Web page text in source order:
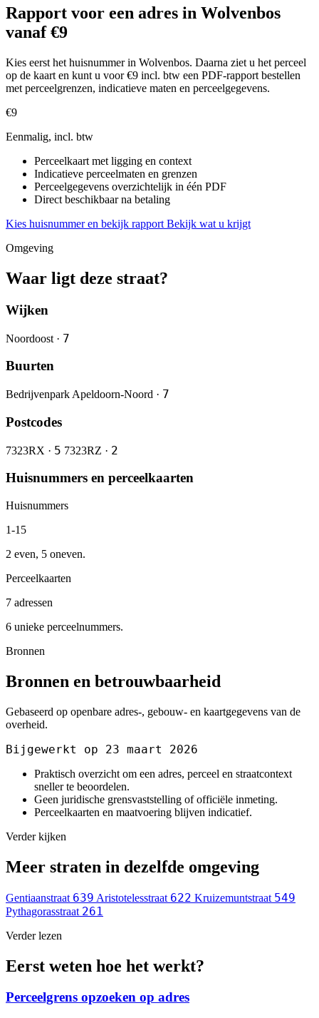
Rapport voor een adres in Wolvenbos
vanaf €9
Kies eerst het huisnummer in Wolvenbos. Daarna ziet u het perceel
op de kaart en kunt u voor €9 incl. btw een PDF-rapport bestellen
met perceelgrenzen, indicatieve maten en perceelgegevens.
€9
Eenmalig, incl. btw
Perceelkaart met ligging en context
Indicatieve perceelmaten en grenzen
Perceelgegevens overzichtelijk in één PDF
Direct beschikbaar na betaling
Kies huisnummer en bekijk rapport Bekijk wat u krijgt
Omgeving
Waar ligt deze straat?
Wijken
Noordoost · 7
Buurten
Bedrijvenpark Apeldoorn-Noord · 7
Postcodes
7323RX · 5 7323RZ · 2
Huisnummers en perceelkaarten
Huisnummers
1-15
2 even, 5 oneven.
Perceelkaarten
7 adressen
6 unieke perceelnummers.
Bronnen
Bronnen en betrouwbaarheid
Gebaseerd op openbare adres-, gebouw- en kaartgegevens van de
overheid.
Bijgewerkt op 23 maart 2026
Praktisch overzicht om een adres, perceel en straatcontext
sneller te beoordelen.
Geen juridische grensvaststelling of officiële inmeting.
Perceelkaarten en maatvoering blijven indicatief.
Verder kijken
Meer straten in dezelfde omgeving
Gentiaanstraat 639 Aristotelesstraat 622 Kruizemuntstraat 549
Pythagorasstraat 261
Verder lezen
Eerst weten hoe het werkt?
Perceelgrens opzoeken op adres